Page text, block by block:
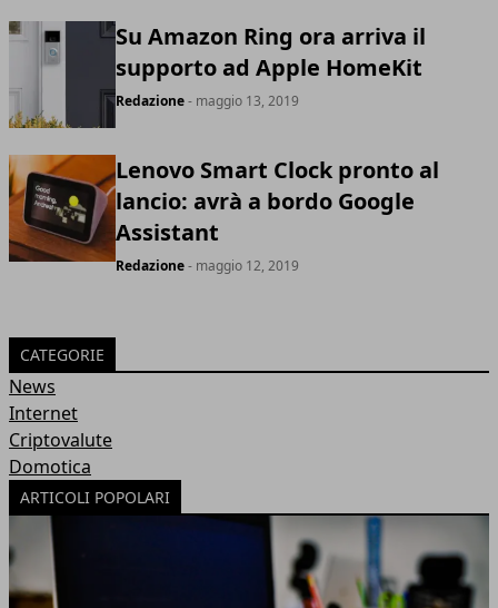
Su Amazon Ring ora arriva il
supporto ad Apple HomeKit
Redazione- maggio 13, 2019
Lenovo Smart Clock pronto al
lancio: avrà a bordo Google
Assistant
Redazione- maggio 12, 2019
CATEGORIE
News
Internet
Criptovalute
Domotica
ARTICOLI POPOLARI